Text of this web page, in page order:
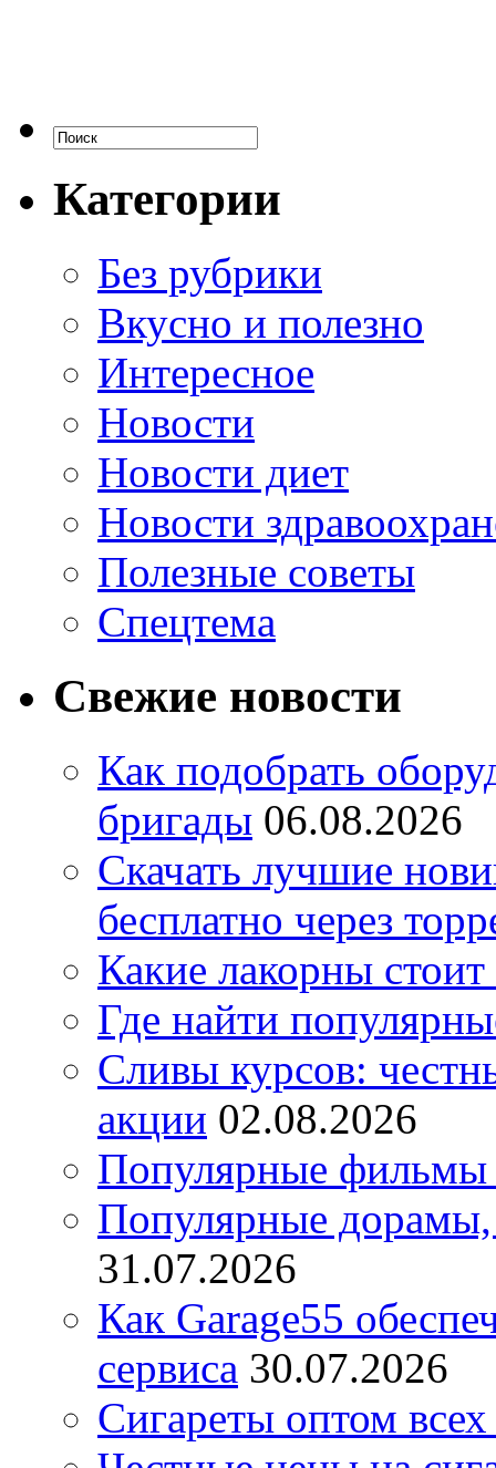
Категории
Без рубрики
Вкусно и полезно
Интересное
Новости
Новости диет
Новости
Полезные советы
Спецтема
Свежие новости
Как подобрать
бригады 06.08.2026
Скачать лучшие
бесплатно через
Какие лакорны стоит
Где найти
Сливы курсов:
акции 02.08.2026
Популярные фильмы
Популярные дорамы,
31.07.2026
Как Garage55
сервиса 30.07.2026
Сигареты оптом